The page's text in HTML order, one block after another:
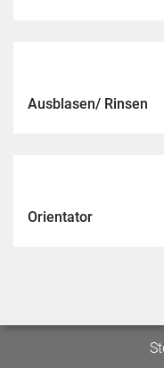
Ausblasen/ Rinsen
Orientator